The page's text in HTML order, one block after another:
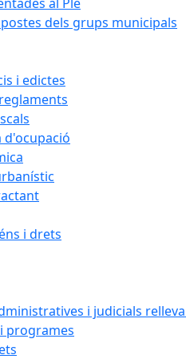
dels grups municipals
i edictes
d'ocupació
i drets
i judicials
programes